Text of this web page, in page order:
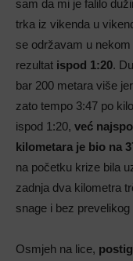
sam da mi je falilo
trka iz vikenda u
se održavam u
rezultat ispod 1:20.
bar 200 metara više
zato tempo 3:47 po
ispod 1:20, već
kilometara je bio na
na početku krize bila
zadnja dva kilometra
snage i bez
Osmjeh na lice,